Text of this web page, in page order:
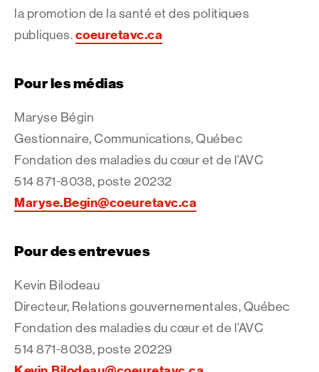
la promotion de la santé et des politiques
publiques. coeuretavc.ca
Pour les médias
Maryse Bégin
Gestionnaire, Communications, Québec
Fondation des maladies du cœur et de l’AVC
514 871-8038, poste 20232
Maryse.Begin@coeuretavc.ca
Pour des entrevues
Kevin Bilodeau
Directeur, Relations gouvernementales, Québec
Fondation des maladies du cœur et de l’AVC
514 871-8038, poste 20229